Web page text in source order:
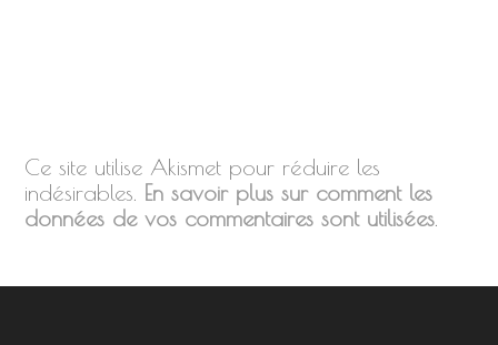
Ce site utilise Akismet pour réduire les
indésirables. En savoir plus sur comment les
données de vos commentaires sont utilisées.